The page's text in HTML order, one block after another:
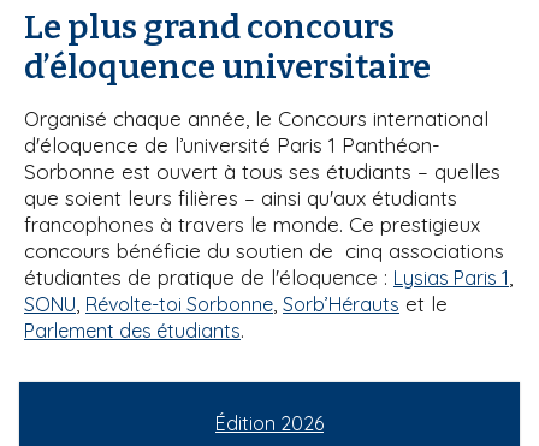
Le plus grand concours
d’éloquence universitaire
Organisé chaque année, le Concours international
d'éloquence de l’université Paris 1 Panthéon-
Sorbonne est ouvert à tous ses étudiants – quelles
que soient leurs filières – ainsi qu'aux étudiants
francophones à travers le monde. Ce prestigieux
concours bénéficie du soutien de cinq associations
étudiantes de pratique de l'éloquence : Lysias Paris 1
SONU Révolte-toi Sorbonne Sorb’Hérauts et le
Parlement des étudiants.
Édition 2026